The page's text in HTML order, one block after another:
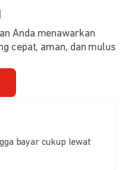
bayar cukup lewat
Anda menawarkan
cepat, aman, dan mulus